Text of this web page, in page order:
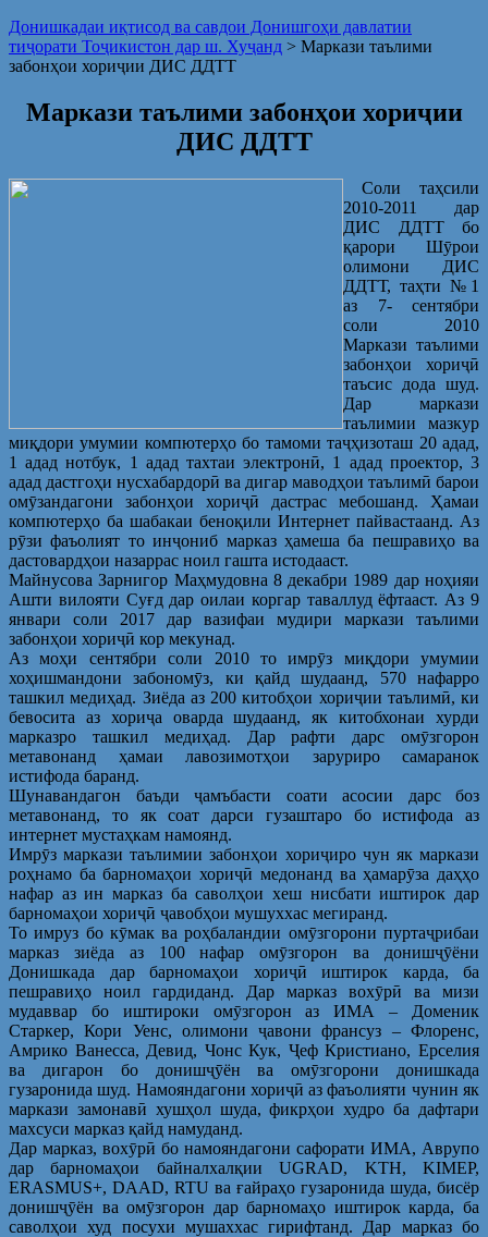
Донишкадаи иқтисод ва савдои Донишгоҳи давлатии
тиҷорати Тоҷикистон дар ш. Хуҷанд > Маркази таълими
забонҳои хориҷии ДИС ДДТТ
Маркази таълими забонҳои хориҷии
ДИС ДДТТ
Соли таҳсили
2010-2011 дар
ДИС ДДТТ бо
қарори Шӯрои
олимони ДИС
ДДТТ, таҳти №1
аз 7- сентябри
соли 2010
Маркази таълими
забонҳои хориҷӣ
таъсис дода шуд.
Дар маркази
таълимии мазкур
миқдори умумии компютерҳо бо тамоми таҷҳизоташ 20 адад,
1 адад нотбук, 1 адад тахтаи электронӣ, 1 адад проектор, 3
адад дастгоҳи нусхабардорӣ ва дигар маводҳои таълимӣ барои
омӯзандагони забонҳои хориҷӣ дастрас мебошанд. Ҳамаи
компютерҳо ба шабакаи беноқили Интернет пайвастаанд. Аз
рӯзи фаъолият то инҷониб марказ ҳамеша ба пешравиҳо ва
дастовардҳои назаррас ноил гашта истодааст.
Майнусова Зарнигор Маҳмудовна 8 декабри 1989 дар ноҳияи
Ашти вилояти Суғд дар оилаи коргар таваллуд ёфтааст. Аз 9
январи соли 2017 дар вазифаи мудири маркази таълими
забонҳои хориҷӣ кор мекунад.
Аз моҳи сентябри соли 2010 то имрӯз миқдори умумии
хоҳишмандони забономӯз, ки қайд шудаанд, 570 нафарро
ташкил медиҳад. Зиёда аз 200 китобҳои хориҷии таълимӣ, ки
бевосита аз хориҷа оварда шудаанд, як китобхонаи хурди
марказро ташкил медиҳад. Дар рафти дарс омӯзгорон
метавонанд ҳамаи лавозимотҳои заруриро самаранок
истифода баранд.
Шунавандагон баъди ҷамъбасти соати асосии дарс боз
метавонанд, то як соат дарси гузаштаро бо истифода аз
интернет мустаҳкам намоянд.
Имрӯз маркази таълимии забонҳои хориҷиро чун як маркази
роҳнамо ба барномаҳои хориҷӣ медонанд ва ҳамарӯза даҳҳо
нафар аз ин марказ ба саволҳои хеш нисбати иштирок дар
барномаҳои хориҷӣ ҷавобҳои мушуххас мегиранд.
То имруз бо кӯмак ва роҳбаландии омӯзгорони пуртаҷрибаи
марказ зиёда аз 100 нафар омӯзгорон ва донишҷӯёни
Донишкада дар барномаҳои хориҷӣ иштирок карда, ба
пешравиҳо ноил гардиданд. Дар марказ вохӯрӣ ва мизи
мудаввар бо иштироки омӯзгорон аз ИМА – Доменик
Старкер, Кори Уенс, олимони ҷавони франсуз – Флоренс,
Амрико Ванесса, Девид, Чонс Кук, Ҷеф Кристиано, Ерселия
ва дигарон бо донишҷӯён ва омӯзгорони донишкада
гузаронида шуд. Намояндагони хориҷӣ аз фаъолияти чунин як
маркази замонавӣ хушҳол шуда, фикрҳои худро ба дафтари
махсуси марказ қайд намуданд.
Дар марказ, вохӯрӣ бо намояндагони сафорати ИМА, Аврупо
дар барномаҳои байналхалқии UGRAD, KTH, KIMEP,
ERASMUS+, DAAD, RTU ва ғайраҳо гузаронида шуда, бисёр
донишҷӯён ва омӯзгорон дар барномаҳо иштирок карда, ба
саволҳои худ посухи мушаххас гирифтанд. Дар марказ бо